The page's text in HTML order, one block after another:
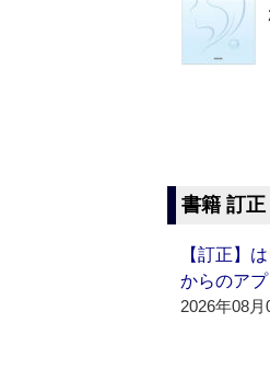
書籍 訂
【訂正】
からのア
2026年08